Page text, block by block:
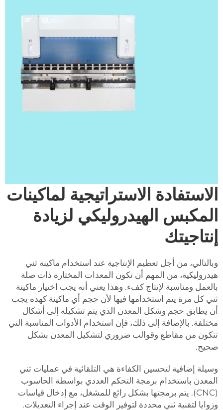
الاستفادة الاستراتيجية لماكينات
المكبس الهيدروليكي لزيادة
إنتاجيتك
وبالتالي، من أجل تعظيم الإنتاجية عند استخدام ماكينة ثني
هيدروليكية، من المهم أن تكون المعدات المختارة ذات صلة
بالعمل ومناسبة لإنتاج كفء. وهذا يعني أنه يجب اختيار ماكينة
ثني كل مرة يتم استخدامها فيها لأن حجم أي ماكينة كهذه يجب
أن يطابق حجم وشكل المعدن الذي يتم تشكيله إلى أشكال
مختلفة. بالإضافة إلى ذلك، فإن استخدام الأدوات المناسبة التي
تتكون من مقاطع وقوالب ضروري لتشكيل المعدن بشكل
صحيح.
وسيلة إضافية لتحسين الكفاءة هي التلقائية في عمليات ثني
المعدن باستخدام برمجة التحكم العددي بواسطة الحاسوب
(CNC). يتم برمجتها بشكل رائع للمشغل، مع إدخال قياسات
وزوايا لتقنية ثني محددة لتوفير الوقت عند إجراء التعديلات.